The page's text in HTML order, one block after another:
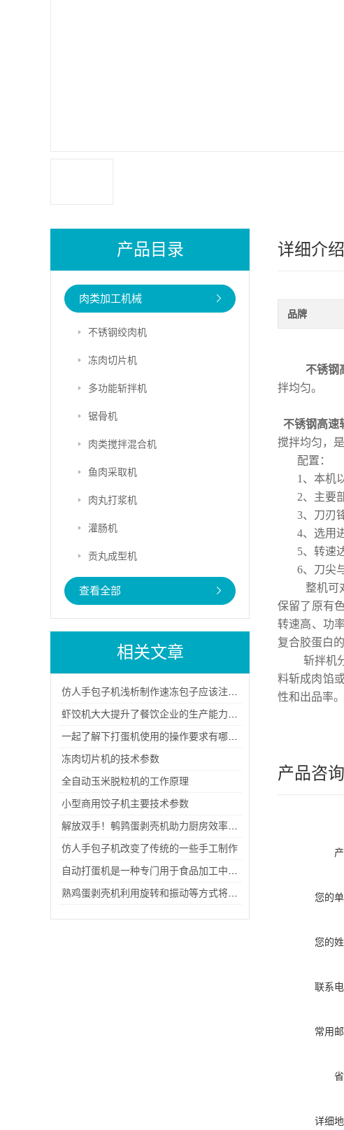
产品目录
肉类加工机械
不锈钢绞肉机
冻肉切片机
多功能斩拌机
锯骨机
肉类搅拌混合机
鱼肉采取机
肉丸打浆机
灌肠机
贡丸成型机
查看全部
相关文章
冻肉切片机的技术参数
全自动玉米脱粒机的工作原理
小型商用饺子机主要技术参数
仿人手包子机改变了传统的一些手工制作
详细介绍
品牌
不锈钢
拌均匀。
不锈钢高速
搅拌均匀，
配置：
1、本机
2、主要
3、刀刃
4、选用
5、转速
6、刀尖
整机可
保留了原有
转速高、功
复合胶蛋白
斩拌机
料斩成肉馅
性和出品率。
产品咨询
您的单
您的姓
联系电
常用邮
省
详细地